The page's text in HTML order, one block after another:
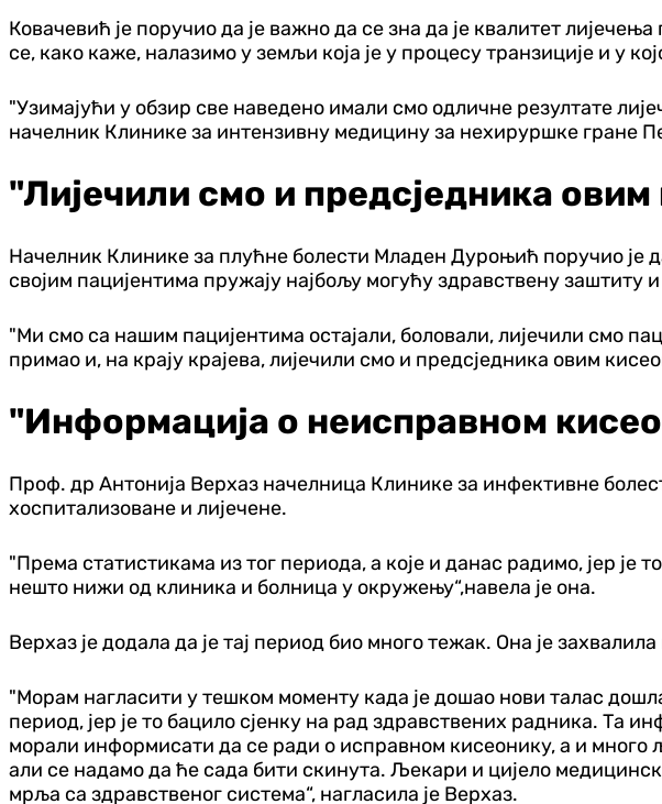
Ковачевић је поручио да је важно да се зна да је квалитет
се, како каже, налазимо у земљи која је у процесу транзиције и у
"Узимајући у обзир све наведено имали смо одличне резултате
начелник Клинике за интензивну медицину за нехируршке гране
"Лијечили смо и предсједника
Начелник Клинике за плућне болести Младен Дуроњић поручио је
својим пацијентима пружају најбољу могућу здравствену заштиту
"Ми смо са нашим пацијентима остајали, боловали, лијечили смо
примао и, на крају крајева, лијечили смо и предсједника овим
"Информација о неисправном
Проф. др Антонија Верхаз начелница Клинике за инфективне
хоспитализоване и лијечене.
"Према статистикама из тог периода, а које и данас радимо, јер
нешто нижи од клиника и болница у окружењу“,навела је она.
Верхаз је додала да је тај период био много тежак. Она је
"Морам нагласити у тешком моменту када је дошао нови талас
период, јер је то бацило сјенку на рад здравствених радника. Та
морали информисати да се ради о исправном кисеонику, а и много
али се надамо да ће сада бити скинута. Љекари и цијело
мрља са здравственог система“, нагласила је Верхаз.